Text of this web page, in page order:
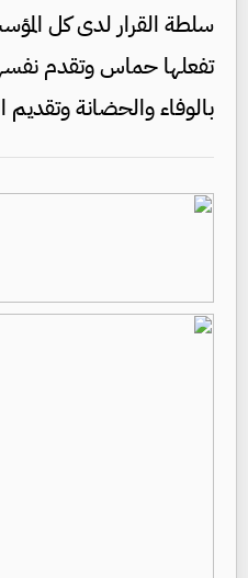
سلطة القرار لدى كل
تفعلها حماس وتقدم
بالوفاء والحضانة